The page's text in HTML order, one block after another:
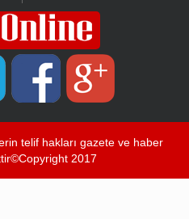
telif hakları gazete ve haber
2017